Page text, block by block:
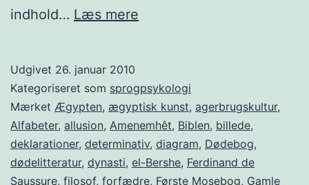
indhold… Læs mere
forseglede
kammer
Udgivet 26. januar 2010
Kategoriseret som sprogpsykologi
Mærket Ægypten, ægyptisk kunst, agerbrugskultur,
Alfabeter, allusion, Amenemhêt, Biblen, billede,
deklarationer, determinativ, diagram, Dødebog,
dødelitteratur, dynasti, el-Bershe, Ferdinand de
Saussure, filosof, forfædre, Første Mosebog, Gamle